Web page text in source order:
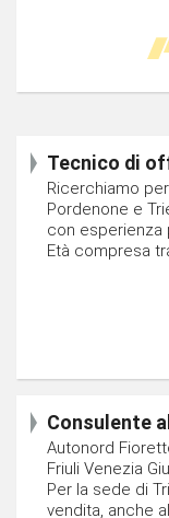
Tecnico di
Ricerchiamo
Pordenone e
con esperienza
Età compresa
Consulente
Autonord
Friuli Venezia
Per la sede di
vendita, anche